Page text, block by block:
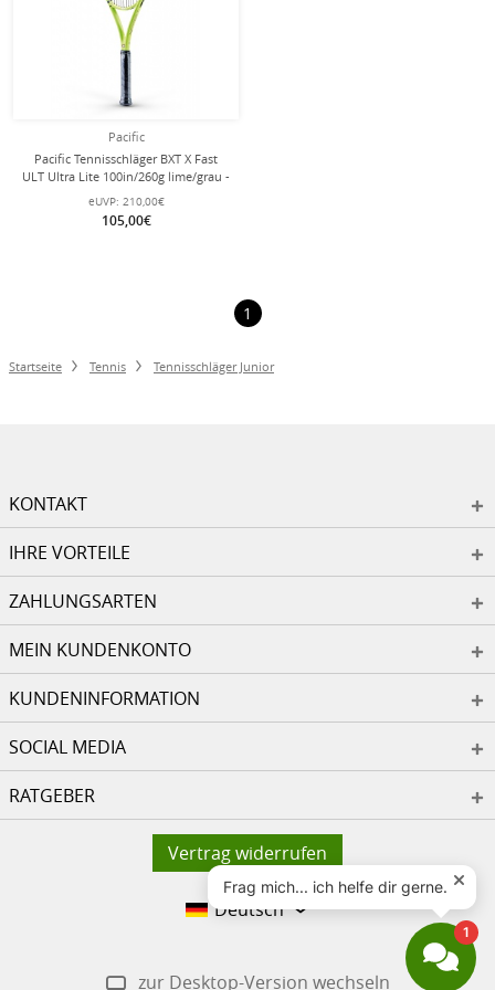
Pacific
Pacific Tennisschläger BXT X Fast
ULT Ultra Lite 100in/260g lime/grau -
besaitet -
eUVP: 210,00€
105,00€
1
Startseite Tennis Tennisschläger Junior
KONTAKT
IHRE VORTEILE
ZAHLUNGSARTEN
MEIN KUNDENKONTO
KUNDENINFORMATION
SOCIAL MEDIA
RATGEBER
Vertrag widerrufen
Deutsch
zur Desktop-Version wechseln